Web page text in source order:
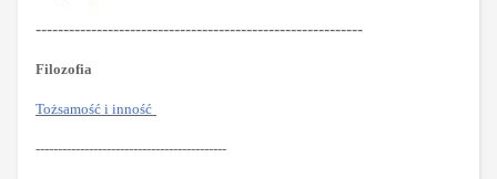
-----------------------------------------------------------
Filozofia
Tożsamość i inność
-------------------------------------------